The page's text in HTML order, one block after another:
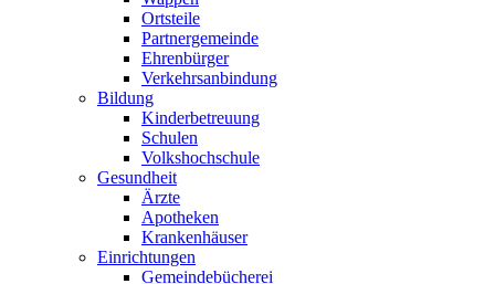
Ortsteile
Partnergemeinde
Ehrenbürger
Verkehrsanbindung
Bildung
Kinderbetreuung
Schulen
Volkshochschule
Gesundheit
Ärzte
Apotheken
Krankenhäuser
Einrichtungen
Gemeindebücherei